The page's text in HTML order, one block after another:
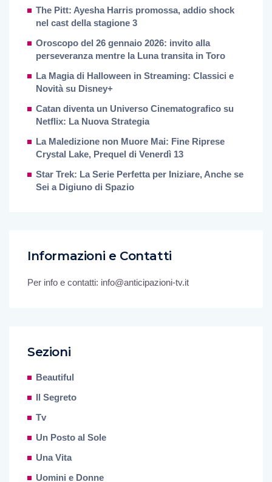
The Pitt: Ayesha Harris promossa, addio shock
nel cast della stagione 3
Oroscopo del 26 gennaio 2026: invito alla
perseveranza mentre la Luna transita in Toro
La Magia di Halloween in Streaming: Classici e
Novità su Disney+
Catan diventa un Universo Cinematografico su
Netflix: La Nuova Strategia
La Maledizione non Muore Mai: Fine Riprese
Crystal Lake, Prequel di Venerdì 13
Star Trek: La Serie Perfetta per Iniziare, Anche se
Sei a Digiuno di Spazio
Informazioni e Contatti
Per info e contatti: info@anticipazioni-tv.it
Sezioni
Beautiful
Il Segreto
Tv
Un Posto al Sole
Una Vita
Uomini e Donne